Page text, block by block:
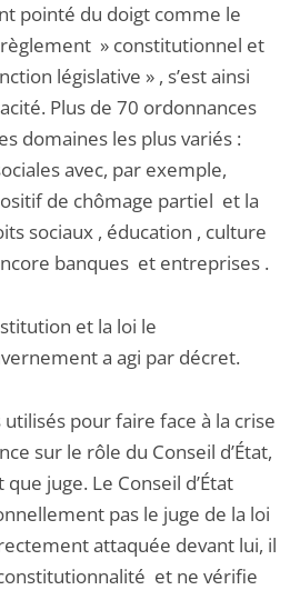
pointé du doigt comme le
» constitutionnel et
législative » , s’est ainsi
Plus de 70 ordonnances
domaines les plus variés :
avec, par exemple,
de chômage partiel et la
sociaux , éducation , culture
banques et entreprises .
et la loi le
a agi par décret.
pour faire face à la crise
sur le rôle du Conseil d’État,
juge. Le Conseil d’État
pas le juge de la loi
attaquée devant lui, il
et ne vérifie